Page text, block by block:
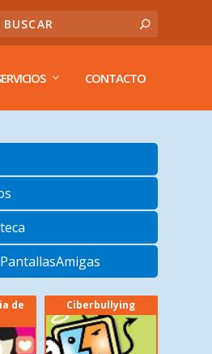
CONTACTO
de
Ciberbullying